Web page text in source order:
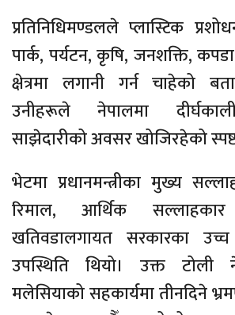
प्रतिनिधिमण्डलले प्लास्टिक
पार्क, पर्यटन, कृषि, जनशक्ति,
क्षेत्रमा लगानी गर्न चाहेको
उनीहरूले नेपालमा
साझेदारीको अवसर खोजिरहेको
भेटमा प्रधानमन्त्रीका मुख्य
रिमाल, आर्थिक
खतिवडालगायत सरकारका
उपस्थिति थियो। उक्त टोली
मलेसियाको सहकार्यमा तीनदिने